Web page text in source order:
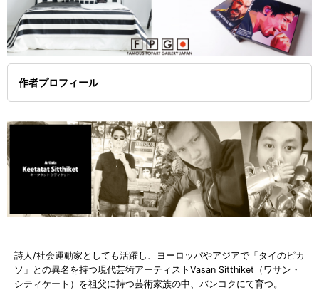
作者プロフィール
詩人/社会運動家としても活躍し、ヨーロッパやアジアで「タイのピカ
ソ」との異名を持つ現代芸術アーティストVasan Sitthiket（ワサン・
シティケート）を祖父に持つ芸術家族の中、バンコクにて育つ。